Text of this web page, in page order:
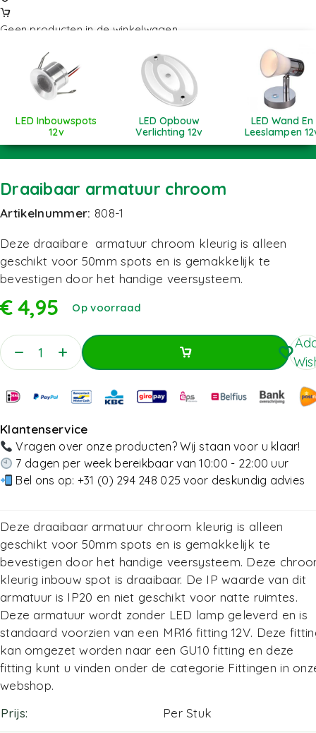
Geen producten in de winkelwagen.
LED Inbouwspots
12v
LED Opbouw
Verlichting 12v
LED Wand En
Leeslampen
Draaibaar armatuur chroom
Artikelnummer: 808-1
Deze draaibare armatuur chroom kleurig is alleen
geschikt voor 50mm spots en is gemakkelijk te
bevestigen door het handige veersysteem.
€4,95 Op voorraad
Toevoegen Aan Winkelwagen
Klantenservice
Vragen over onze producten? Wij staan voor u klaar!
7 dagen per week bereikbaar van 10:00 - 22:00 uur
Bel ons op: +31 (0) 294 248 025 voor deskundig advies
Deze draaibaar armatuur chroom kleurig is alleen
geschikt voor 50mm spots en is gemakkelijk te
bevestigen door het handige veersysteem. Deze
kleurig inbouw spot is draaibaar. De IP waarde van dit
armatuur is IP20 en niet geschikt voor natte ruimtes.
Deze armatuur wordt zonder LED lamp geleverd en is
standaard voorzien van een MR16 fitting 12V. Deze
kan omgezet worden naar een GU10 fitting en deze
fitting kunt u vinden onder de categorie Fittingen in
webshop.
Prijs
Per Stuk